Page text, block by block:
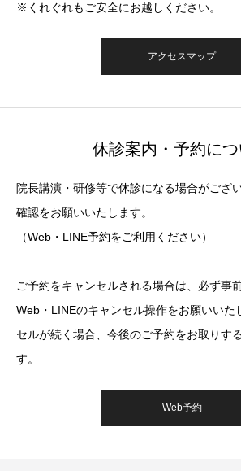
※くれぐれもご安全にお越しください。
アクセスマップ
休診案内・予約につ
院長講演・研修等で休診になる場合がござ
確認をお願いいたします。
（Web・LINE予約をご利用ください）
ご予約をキャンセルされる場合は、必ず事
Web・LINEのキャンセル操作をお願いいた
セルが続く場合、今後のご予約をお取りす
す。
Web予約